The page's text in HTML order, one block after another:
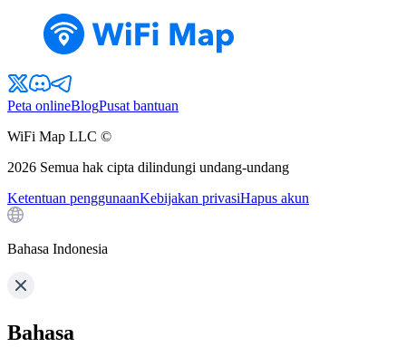
Peta onlineBlogPusat bantuan
WiFi Map LLC ©
2026 Semua hak cipta dilindungi undang-undang
Ketentuan penggunaanKebijakan privasiHapus akun
Bahasa Indonesia
Bahasa